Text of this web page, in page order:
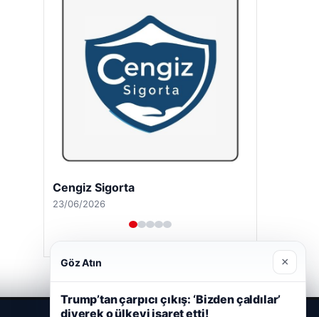
Cengiz Sigorta
23/06/2026
Göz Atın ×
Trump’tan çarpıcı çıkış: ‘Bizden çaldılar’
diyerek o ülkeyi işaret etti!